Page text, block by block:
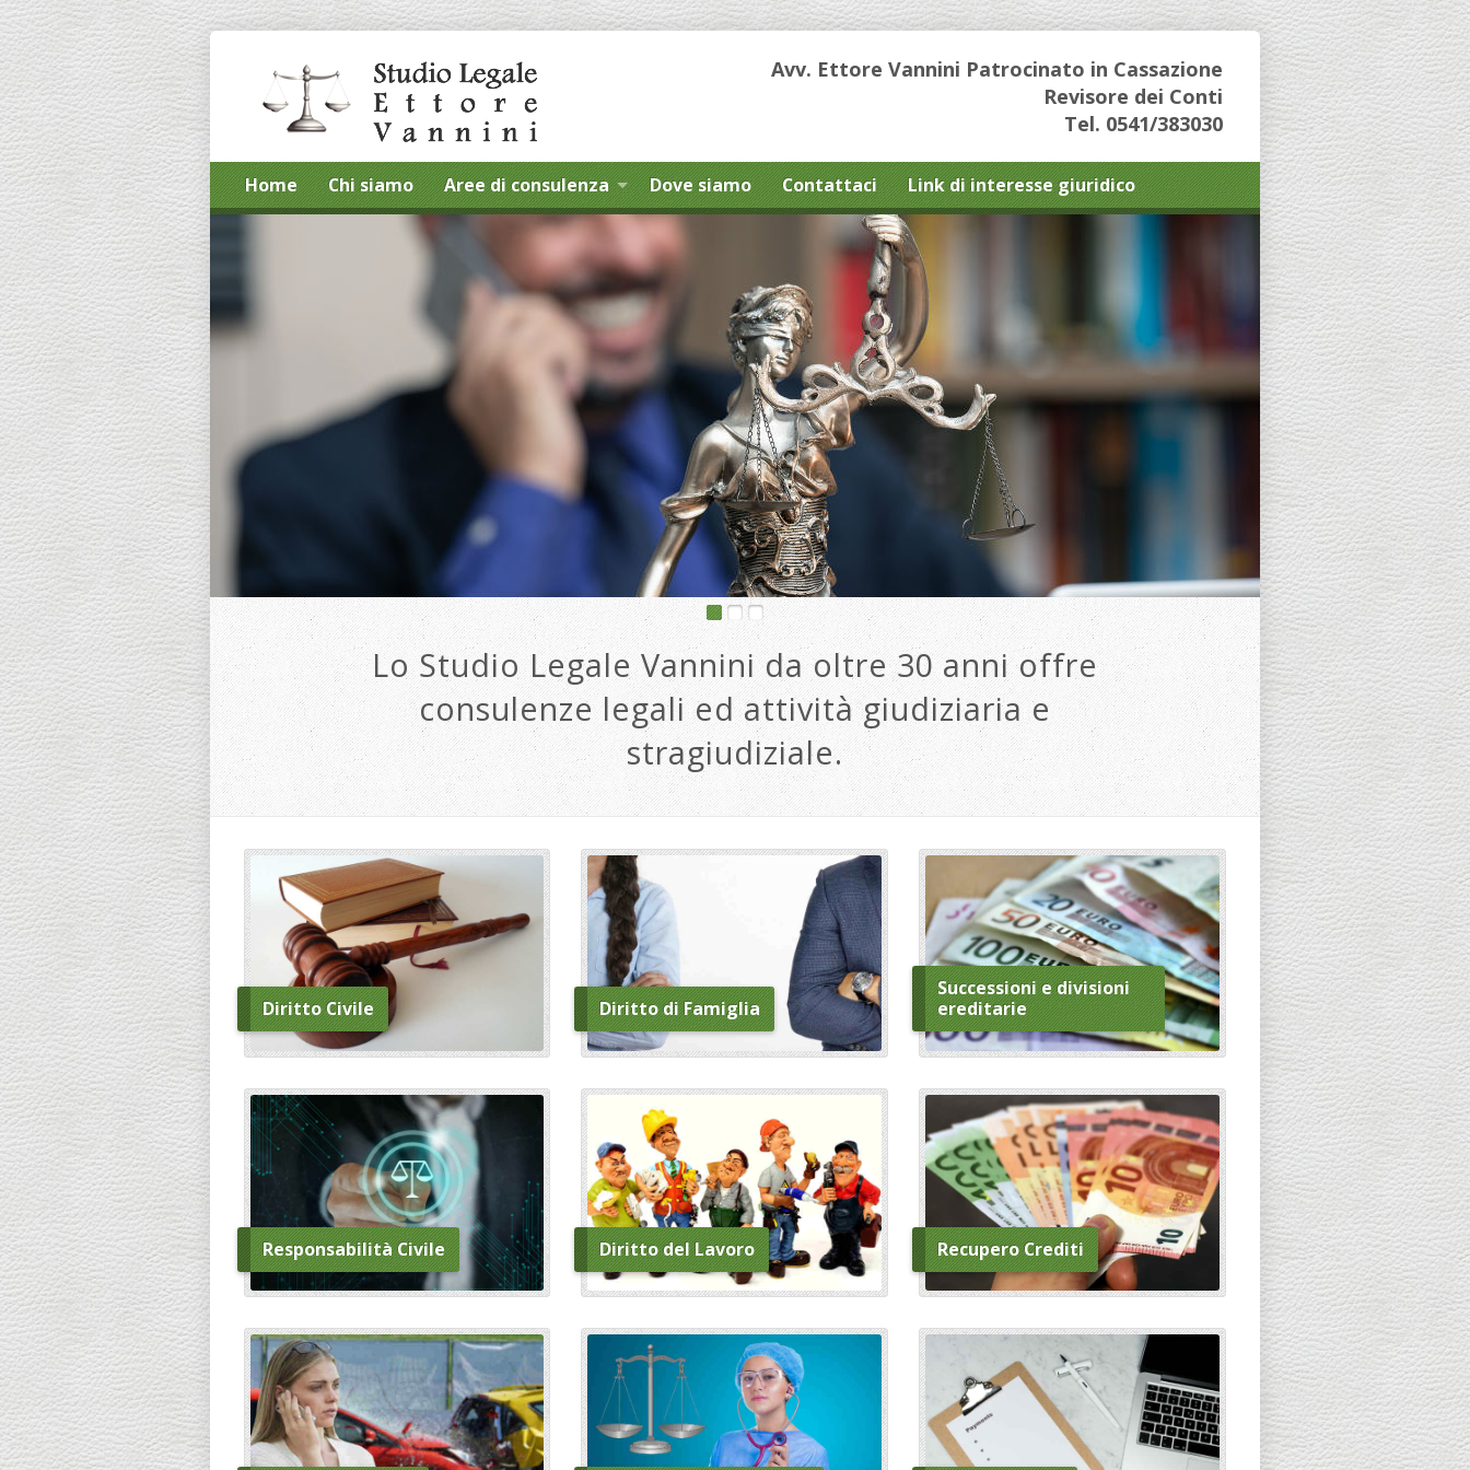
Avv. Ettore Vannini Patrocinato in Cassazione
Revisore dei Conti
Tel. 0541/383030
Home Chi siamo Aree di consulenza Dove siamo Contattaci Link di interesse giuridico
Lo Studio Legale Vannini da oltre 30 anni offre
consulenze legali ed attività giudiziaria e
stragiudiziale.
Diritto Civile Diritto di Famiglia
Successioni e divisioni
ereditarie
Responsabilità Civile Diritto del Lavoro Recupero Crediti